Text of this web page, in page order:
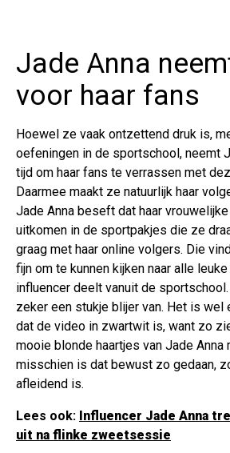
Jade Anna
voor haar fans
Hoewel ze vaak ontzettend druk is,
oefeningen in de sportschool, neemt
tijd om haar fans te verrassen met
Daarmee maakt ze natuurlijk haar
Jade Anna beseft dat haar
uitkomen in de sportpakjes die ze
graag met haar online volgers. Die
fijn om te kunnen kijken naar alle
influencer deelt vanuit de
zeker een stukje blijer van. Het is wel
dat de video in zwartwit is, want zo
mooie blonde haartjes van Jade Anna
misschien is dat bewust zo gedaan,
afleidend is.
Lees ook: Influencer Jade Anna
uit na flinke zweetsessie